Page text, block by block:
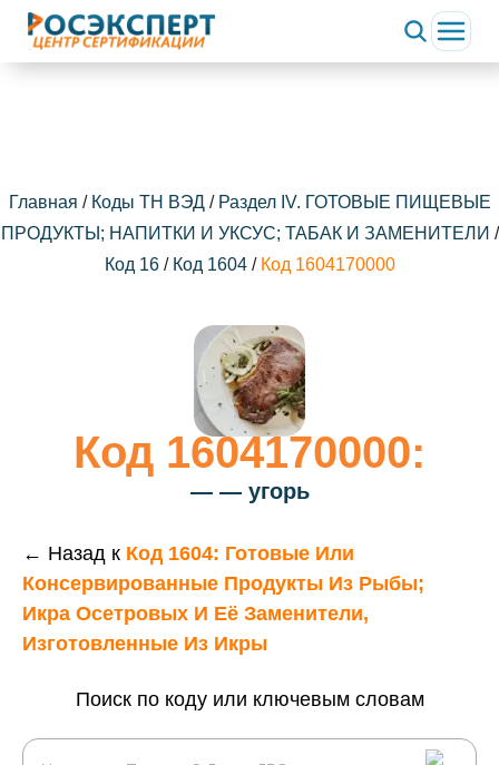
Главная / Коды ТН ВЭД/ Раздел IV. ГОТОВЫЕ ПИЩЕВЫЕ
ПРОДУКТЫ; НАПИТКИ И УКСУС; ТАБАК И ЗАМЕНИТЕЛИ /
Код 16 / Код 1604 / Код 1604170000
Код 1604170000:
— — угорь
← Назад к Код 1604: Готовые Или
Консервированные Продукты Из Рыбы;
Икра Осетровых И Её Заменители,
Изготовленные Из Икры
Поиск по коду или ключевым словам